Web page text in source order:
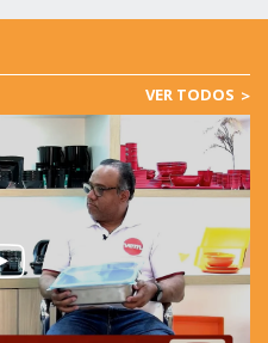
VER TODOS